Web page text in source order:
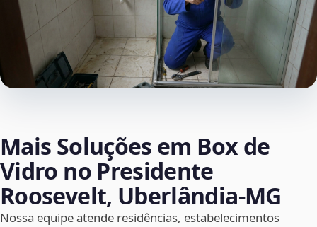
Mais Soluções em Box de
Vidro no Presidente
Roosevelt, Uberlândia‑MG
Nossa equipe atende residências, estabelecimentos